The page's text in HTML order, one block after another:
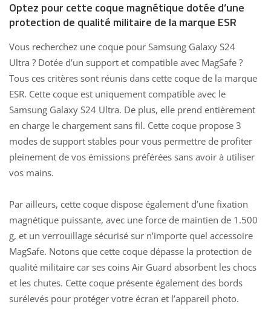
Optez pour cette coque magnétique dotée d’une
protection de qualité militaire de la marque ESR
Vous recherchez une coque pour Samsung Galaxy S24
Ultra ? Dotée d’un support et compatible avec MagSafe ?
Tous ces critères sont réunis dans cette coque de la marque
ESR. Cette coque est uniquement compatible avec le
Samsung Galaxy S24 Ultra. De plus, elle prend entièrement
en charge le chargement sans fil. Cette coque propose 3
modes de support stables pour vous permettre de profiter
pleinement de vos émissions préférées sans avoir à utiliser
vos mains.
Par ailleurs, cette coque dispose également d’une fixation
magnétique puissante, avec une force de maintien de 1.500
g, et un verrouillage sécurisé sur n’importe quel accessoire
MagSafe. Notons que cette coque dépasse la protection de
qualité militaire car ses coins Air Guard absorbent les chocs
et les chutes. Cette coque présente également des bords
surélevés pour protéger votre écran et l’appareil photo.